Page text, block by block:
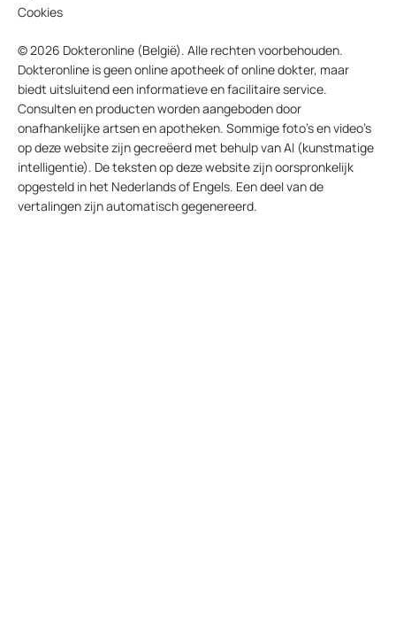
Cookies
© 2026 Dokteronline (België). Alle rechten voorbehouden.
Dokteronline is geen online apotheek of online dokter, maar
biedt uitsluitend een informatieve en facilitaire service.
Consulten en producten worden aangeboden door
onafhankelijke artsen en apotheken. Sommige foto’s en video’s
op deze website zijn gecreëerd met behulp van AI (kunstmatige
intelligentie). De teksten op deze website zijn oorspronkelijk
opgesteld in het Nederlands of Engels. Een deel van de
vertalingen zijn automatisch gegenereerd.